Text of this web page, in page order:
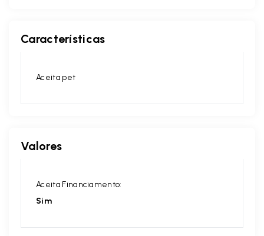
Características
Aceita pet
Valores
Aceita Financiamento:
Sim